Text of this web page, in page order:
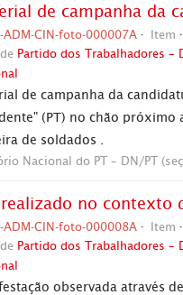
ADM-CIN-foto-000007A Item
Partido dos Trabalhadores –
de campanha da
(PT) no chão próximo
de soldados .
Nacional do PT – DN/PT
ADM-CIN-foto-000008A Item
Partido dos Trabalhadores –
observada através